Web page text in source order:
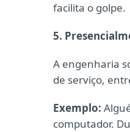
facilita o golpe.
5.
A engenharia
de serviço,
Exemplo:
computador.